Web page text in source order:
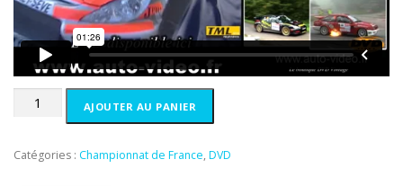
i
a
l
é
t
e
l
e
s
t
:
0
quantité
2007
AJOUTER AU PANIER
Catégories : Championnat de France, DVD